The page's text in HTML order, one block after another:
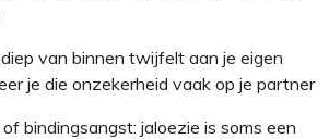
diep van binnen twijfelt aan je eigen
je die onzekerheid vaak op je partner
bindingsangst: jaloezie is soms een